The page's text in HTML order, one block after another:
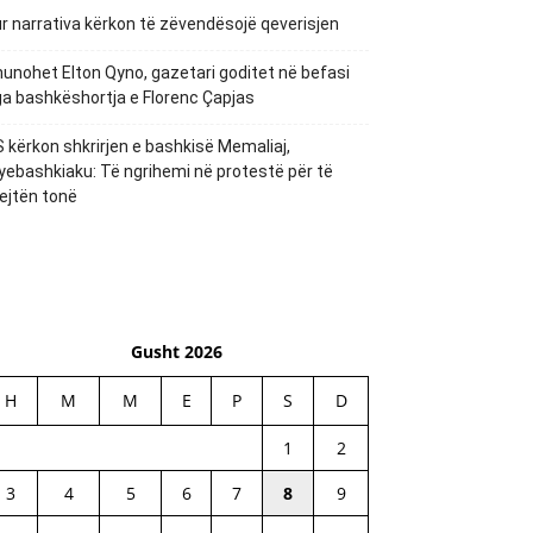
narrativa kërkon të zëvendësojë qeverisjen
Elton Qyno, gazetari goditet në befasi
bashkëshortja e Florenc Çapjas
kërkon shkrirjen e bashkisë Memaliaj,
Të ngrihemi në protestë për të
tonë
Gusht 2026
H M M E P S D
1
2
3
4 5 6 7 8
9